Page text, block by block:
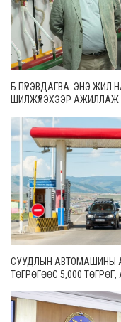
Б.ПҮРЭВДАГВА: ЭНЭ ЖИЛ
ШИЛЖҮҮЛЭХЭЭР
СУУДЛЫН АВТОМАШИНЫ
ТӨГРӨГӨӨС 5,000